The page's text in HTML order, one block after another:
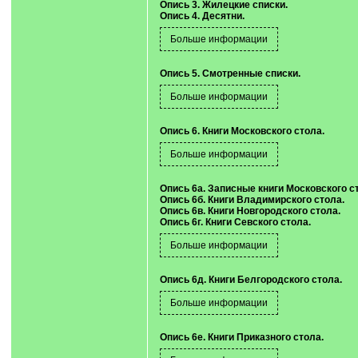
Опись 3. Жилецкие списки.
Опись 4. Десятни.
Опись 5. Смотренные списки.
Опись 6. Книги Московского стола.
Опись 6а. Записные книги Московского
Опись 6б. Книги Владимирского стола.
Опись 6в. Книги Новгородского стола.
Опись 6г. Книги Севского стола.
Опись 6д. Книги Белгородского стола.
Опись 6е. Книги Приказного стола.